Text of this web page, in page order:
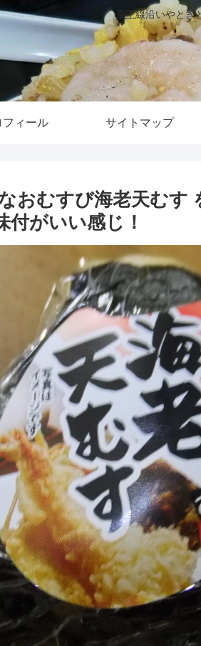
京王線沿いやとき
フィール サイトマップ
おむすび海老天むす
付がいい感じ！